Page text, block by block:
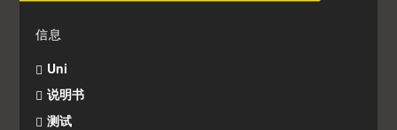
信息
Uni
说明书
测试